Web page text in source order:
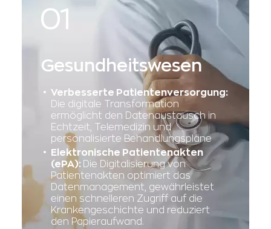
Gesundheitswesen
Verbesserte Patientenversorgung:
Die digitale Transformation
ermöglicht den Datenaustausch in
Echtzeit, Telemedizin und
personalisierte Behandlungspläne
Elektronische Patientenakten
(ePA): Die Digitalisierung von
Patientenakten optimiert das
Datenmanagement, gewährleistet
einen schnelleren Zugriff auf die
Krankengeschichte und reduziert
den Papieraufwand.